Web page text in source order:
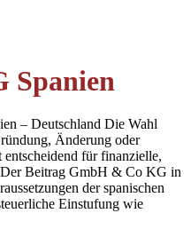
Spanien
– Deutschland Die Wahl
Änderung oder
für finanzielle,
Beitrag GmbH & Co KG in
der spanischen
Einstufung wie